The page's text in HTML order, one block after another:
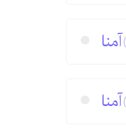
آمنا
آمنا